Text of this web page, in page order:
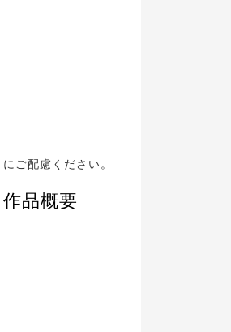
ご配慮ください。
品概要